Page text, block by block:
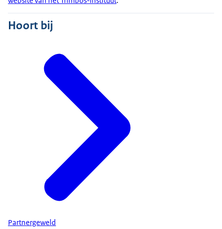
Hoort bij
Partnergeweld